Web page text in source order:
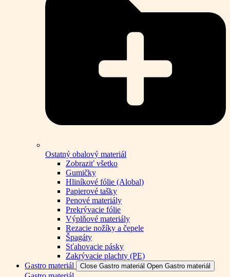
Ostatný obalový materiál
Zobraziť všetko
Gumičky
Hliníkové fólie (Alobal)
Papierové tašky
Penové materiály
Prekrývacie fólie
Výplňové materiály
Rezacie nožíky a čepele
Špagáty
Sťahovacie pásky
Zakrývacie plachty (PE)
Gastro materiál
Close Gastro materiál Open Gastro materiál